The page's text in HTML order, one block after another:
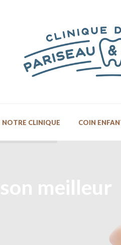
NOTRE CLINIQUE COIN